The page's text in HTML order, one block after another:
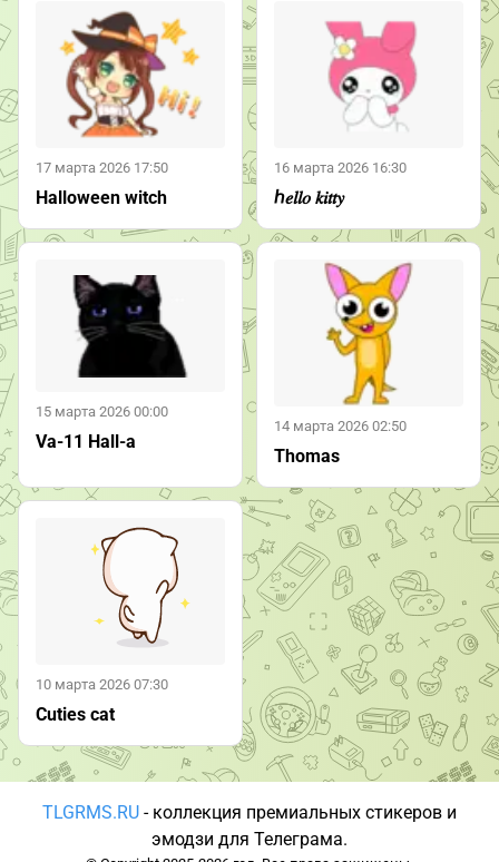
17 марта 2026 17:50
Halloween witch
16 марта 2026 16:30
ℎ𝑒𝑙𝑙𝑜 𝑘𝑖𝑡𝑡𝑦
15 марта 2026 00:00
Va-11 Hall-a
14 марта 2026 02:50
Thomas
10 марта 2026 07:30
Cuties cat
TLGRMS.RU - коллекция премиальных стикеров и
эмодзи для Телеграма.